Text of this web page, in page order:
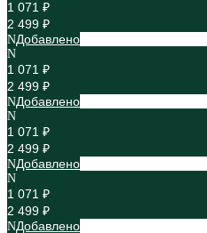
1 071 ₽
2 499 ₽
Добавлено
1 071 ₽
2 499 ₽
Добавлено
1 071 ₽
2 499 ₽
Добавлено
1 071 ₽
2 499 ₽
Добавлено